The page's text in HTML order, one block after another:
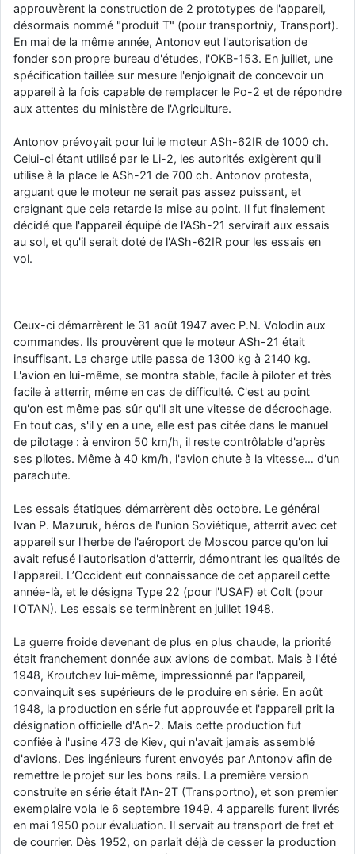
approuvèrent la construction de 2 prototypes de l'appareil,
désormais nommé "produit T" (pour transportniy, Transport).
En mai de la même année, Antonov eut l'autorisation de
fonder son propre bureau d'études, l'OKB-153. En juillet, une
spécification taillée sur mesure l'enjoignait de concevoir un
appareil à la fois capable de remplacer le Po-2 et de répondre
aux attentes du ministère de l'Agriculture.
Antonov prévoyait pour lui le moteur ASh-62IR de 1000 ch.
Celui-ci étant utilisé par le Li-2, les autorités exigèrent qu'il
utilise à la place le ASh-21 de 700 ch. Antonov protesta,
arguant que le moteur ne serait pas assez puissant, et
craignant que cela retarde la mise au point. Il fut finalement
décidé que l'appareil équipé de l'ASh-21 servirait aux essais
au sol, et qu'il serait doté de l'ASh-62IR pour les essais en
vol.
Ceux-ci démarrèrent le 31 août 1947 avec P.N. Volodin aux
commandes. Ils prouvèrent que le moteur ASh-21 était
insuffisant. La charge utile passa de 1300 kg à 2140 kg.
L'avion en lui-même, se montra stable, facile à piloter et très
facile à atterrir, même en cas de difficulté. C'est au point
qu'on est même pas sûr qu'il ait une vitesse de décrochage.
En tout cas, s'il y en a une, elle est pas citée dans le manuel
de pilotage : à environ 50 km/h, il reste contrôlable d'après
ses pilotes. Même à 40 km/h, l'avion chute à la vitesse… d'un
parachute.
Les essais étatiques démarrèrent dès octobre. Le général
Ivan P. Mazuruk, héros de l'union Soviétique, atterrit avec cet
appareil sur l'herbe de l'aéroport de Moscou parce qu'on lui
avait refusé l'autorisation d'atterrir, démontrant les qualités de
l'appareil. L’Occident eut connaissance de cet appareil cette
année-là, et le désigna Type 22 (pour l'USAF) et Colt (pour
l'OTAN). Les essais se terminèrent en juillet 1948.
La guerre froide devenant de plus en plus chaude, la priorité
était franchement donnée aux avions de combat. Mais à l'été
1948, Kroutchev lui-même, impressionné par l'appareil,
convainquit ses supérieurs de le produire en série. En août
1948, la production en série fut approuvée et l'appareil prit la
désignation officielle d'An-2. Mais cette production fut
confiée à l'usine 473 de Kiev, qui n'avait jamais assemblé
d'avions. Des ingénieurs furent envoyés par Antonov afin de
remettre le projet sur les bons rails. La première version
construite en série était l'An-2T (Transportno), et son premier
exemplaire vola le 6 septembre 1949. 4 appareils furent livrés
en mai 1950 pour évaluation. Il servait au transport de fret et
de courrier. Dès 1952, on parlait déjà de cesser la production